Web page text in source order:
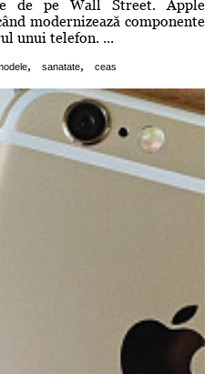
de pe Wall Street. Apple
modernizează componente
unui telefon. ...
, sanatate, ceas